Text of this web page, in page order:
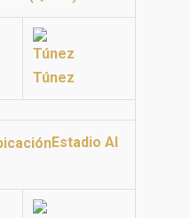
Túnez
Estadio Al